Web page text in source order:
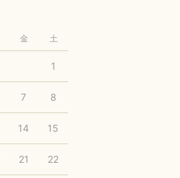
金 土
1
7 8
14 15
21 22